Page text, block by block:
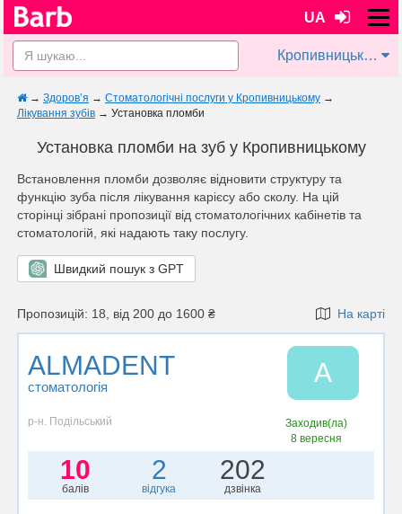
UA
Кропивницький
→ Здоров’я → Стоматологічні послуги у Кропивницькому →
Лікування зубів → Установка пломби
Установка пломби на зуб у Кропивницькому
Встановлення пломби дозволяє відновити структуру та
функцію зуба після лікування карієсу або сколу. На цій
сторінці зібрані пропозиції від стоматологічних кабінетів та
стоматологій, які надають таку послугу.
Швидкий пошук з GPT
Пропозицій: 18, від 200 до 1600 ₴ На карті
ALMADENT
стоматологія A
р-н. Подільський
Заходив(ла)
8 вересня
10
балів
2
відгука
202
дзвінка